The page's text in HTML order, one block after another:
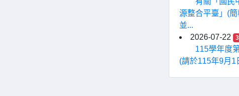
源整合平臺」(
並...
2026-07-22
115學年度
(請於115年9月1